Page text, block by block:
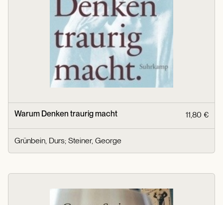
Warum Denken traurig macht 11,80 €
Grünbein, Durs; Steiner, George